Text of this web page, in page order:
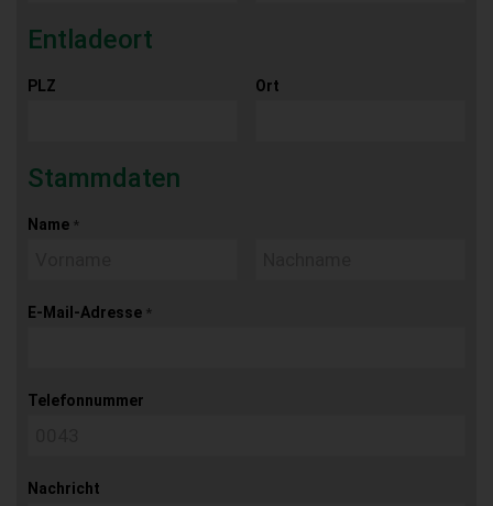
Entladeort
PLZ Ort
Stammdaten
Name *
E-Mail-Adresse *
Telefonnummer
Nachricht